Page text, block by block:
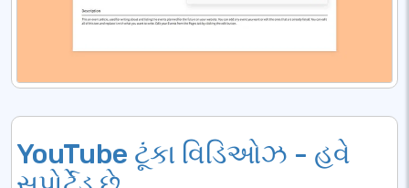
YouTube ટૂંકા વિડિઓઝ - હવે